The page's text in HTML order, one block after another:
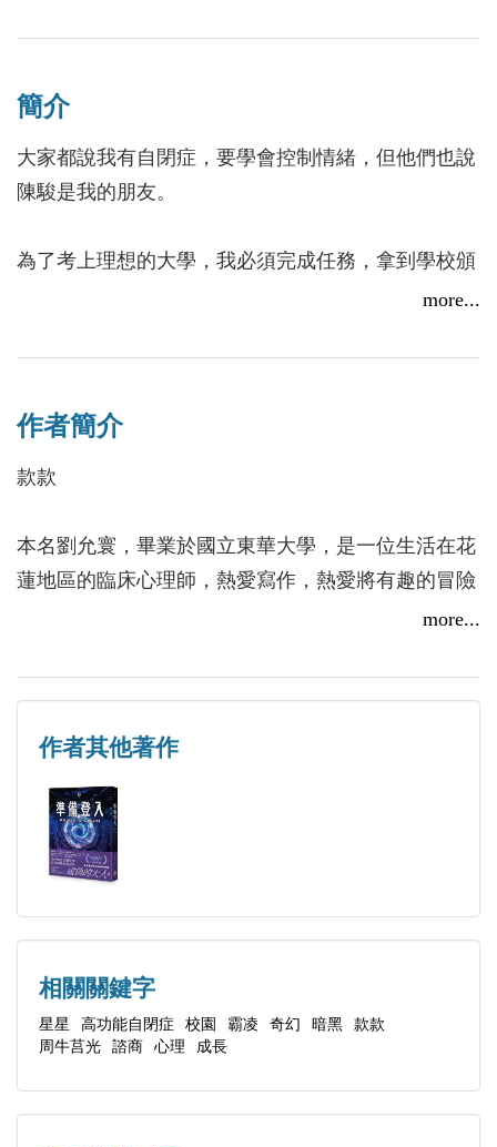
8/9（六）款款《封閉少女的崩壞控制器》@臺東生活美
學館
2025/08/06
7/13（日）款款《封閉少女的崩壞控制器》新書發表會
@基隆見書店
2025/07/07
【精選書摘】款款《封閉少女的崩壞控制器》Part 2
2025/07/07
簡介
大家都說我有自閉症，要學會控制情緒，但他們也說
陳駿是我的朋友。
為了考上理想的大學，我必須完成任務，拿到學校頒
發的獎勵徽章。身為班上風雲人物的陳駿，自告奮勇
情似乎總是越變越難。
每當情緒低落，我都會收到一個能夠消滅人類的控制
器。儘管生活面臨許多挑戰，但我不會按下去，因為
裡早已決定，有一天要離開阿嬤家去讀大學，和媽媽
團聚。
發現其實陳駿一直在暗中搗亂。我不知道該怎麼辦，
只能對所有人發脾氣，就連對我最溫柔的輔導老師，
也不相信我；不過最讓我絕望的，還是發現媽媽信裡
每個人都希望我學會控制自己，但偶爾失控又有什麼
不好？我的腦海裡頓時浮現出，手中那個能讓所有人
崩壞、消失的控制器……
「打開第一頁，便深深吸引目光。讀下去，你將會瞭
解星星孩子的內在世界。」
──周牛莒光
more...
作者簡介
款款
本名劉允寰，畢業於國立東華大學，是一位生活在花
蓮地區的臨床心理師，熱愛寫作，熱愛將有趣的冒險
和人情化為文字，尤其喜愛將故事結合專業的心理學
第二屆西子灣散文獎、第十二屆林君鴻兒童文學獎與
希望文字中蘊含的任何寓意和趣味，可以飛向每一個
靈魂，讓讀者都飛起來。飛向窗外，飛向宇宙，飛向
比太陽更耀眼的星系。
more...
作者其他著作
相關關鍵字
星星 高功能自閉症 校園 霸凌 奇幻 暗黑
款款
周牛莒光
諮商 心理 成長